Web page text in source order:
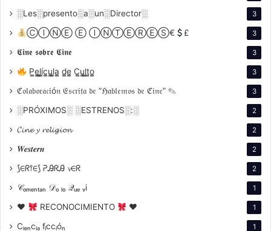
Maquillaje:
Juan Pablo Di Bitonto (EDA) e Iván
░Les░presento░a░un░Director░ 3
ⒸⒾⓃⒺ Ⓔ ⒾⓃⓉⒺⓇⒺⓈ€ £ 3
𝕮𝖎𝖓𝖊 𝖘𝖔𝖇𝖗𝖊 𝕮𝖎𝖓𝖊 3
P̳e̳l̳í̳c̳u̳l̳a̳ d̳e̳ C̳u̳l̳t̳o̳ 3
ℭ𝔬𝔩𝔞𝔟𝔬𝔯𝔞𝔠𝔦ó𝔫 𝔈𝔰𝔠𝔯𝔦𝔱𝔞 𝔡𝔢 “ℌ𝔞𝔟𝔩𝔢𝔪𝔬𝔰 𝔡𝔢 ℭ𝔦𝔫𝔢” ✎ 3
░PRÓXIMOS░ ░ESTRENOS░:░ 2
𝓒𝓲𝓷𝓮 𝔂 𝓻𝓮𝓵𝓲𝓰𝓲𝓸𝓷 2
𝑾𝒆𝒔𝒕𝒆𝒓𝒏 2
⟆∈ᖇ⫯∈⟆ ᕈᎯᖇᎯ 𝓿∈ᖇ 2
𝒞ₒₘₑₙₜₐₙ 𝒟ₒ ₗₒ 𝒬ᵤₑ ᵥi 1
♥ RECONOCIMIENTO ♥ 1
Cᵢₑₙcᵢₐ fᵢccᵢóₙ 1